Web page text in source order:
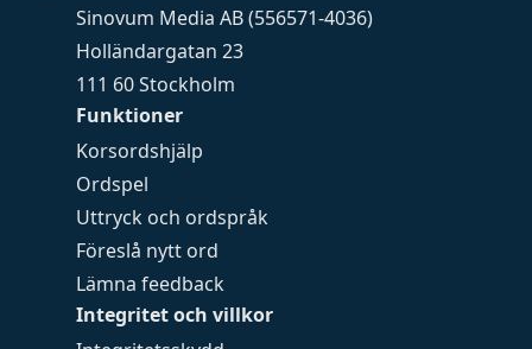
Funktioner
Korsordshjälp
Ordspel
Uttryck och ordspråk
Föreslå nytt ord
Lämna feedback
Integritet och villkor
Sinovum Media AB (556571-4036)
Holländargatan 23
111 60 Stockholm